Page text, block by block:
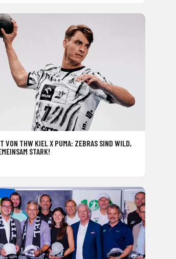
VON THW KIEL X PUMA: ZEBRAS SIND WILD,
STARK!